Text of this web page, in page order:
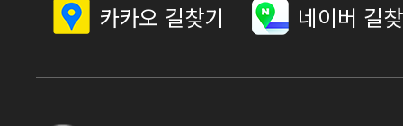
카카오 길찾기 네이버 길